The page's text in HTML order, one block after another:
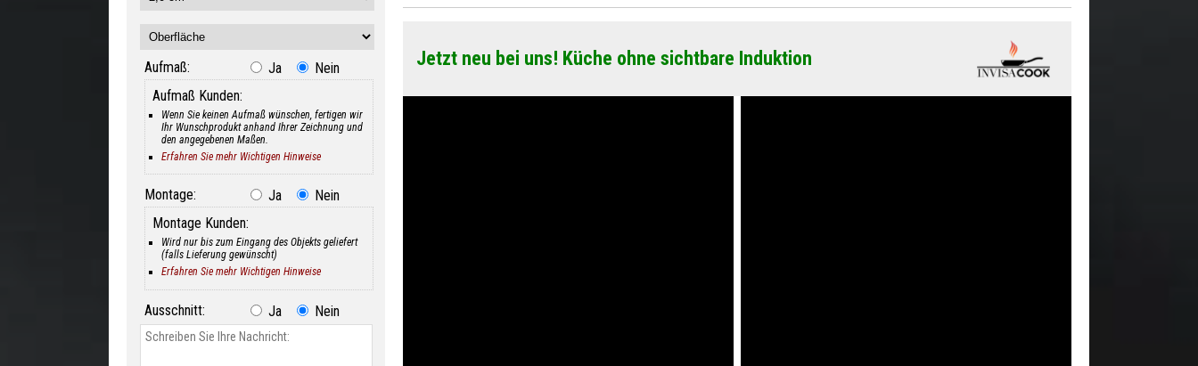
Jetzt neu bei uns! Küche ohne sichtbare Induktion
Aufmaß: Ja
Nein
Aufmaß Kunden:
Wenn Sie keinen Aufmaß wünschen, fertigen wir
Ihr Wunschprodukt anhand Ihrer Zeichnung und
den angegebenen Maßen.
Erfahren Sie mehr Wichtigen Hinweise
Montage: Ja
Nein
Montage Kunden:
Wird nur bis zum Eingang des Objekts geliefert
(falls Lieferung gewünscht)
Erfahren Sie mehr Wichtigen Hinweise
Ausschnitt: Ja Nein